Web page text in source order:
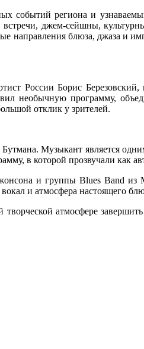
событий региона и
джем-сейшны,
направления блюза, джаза и
России Борис
необычную программу,
отклик у зрителей.
Музыкант является
в которой прозвучали как
и группы Blues Band
и атмосфера настоящего
атмосфере